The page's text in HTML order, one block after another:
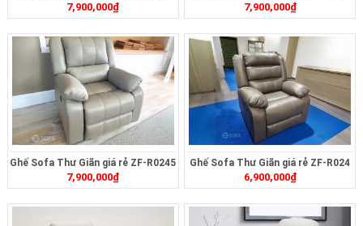
7,900,000₫ 7,900,000₫
Ghế Sofa Thư Giãn giá rẻ ZF-R0245
7,900,000₫
Ghế Sofa Thư Giãn giá rẻ ZF-R024
6,900,000₫